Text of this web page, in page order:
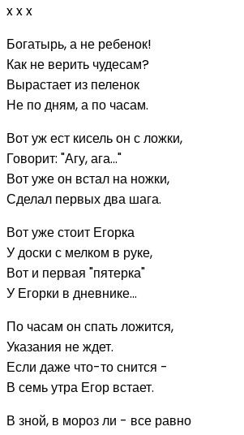
x x x
Богатырь, а не ребенок!
Как не верить чудесам?
Вырастает из пеленок
Не по дням, а по часам.
Вот уж ест кисель он с ложки,
Говорит: "Агу, ага..."
Вот уже он встал на ножки,
Сделал первых два шага.
Вот уже стоит Егорка
У доски с мелком в руке,
Вот и первая "пятерка"
У Егорки в дневнике...
По часам он спать ложится,
Указания не ждет.
Если даже что-то снится -
В семь утра Егор встает.
В зной, в мороз ли - все равно